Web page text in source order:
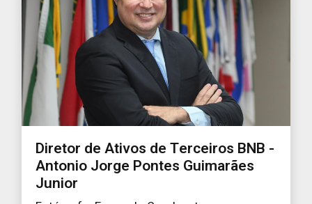
Diretor de Ativos de Terceiros BNB -
Antonio Jorge Pontes Guimarães
Junior